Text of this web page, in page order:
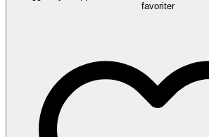
favoriter